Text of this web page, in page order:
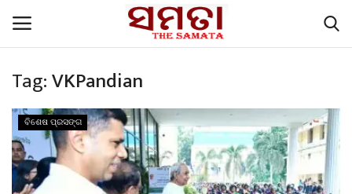
Home
Contacts
English Articles
Tag:VKPandian
ବିଶେଷ ପ୍ରସଙ୍ଗ